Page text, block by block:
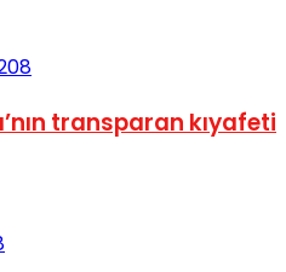
transparan kıyafeti